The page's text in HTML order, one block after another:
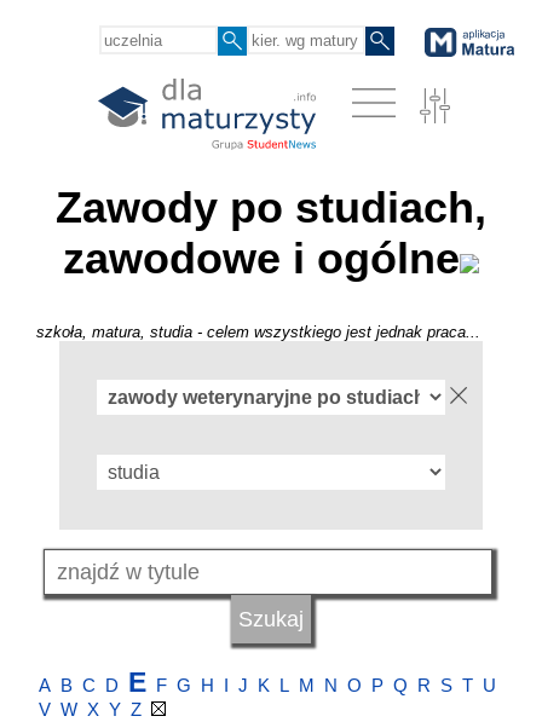
Zawody po studiach,
zawodowe i ogólne
szkoła, matura, studia - celem wszystkiego jest jednak praca...
A B C D E F G H I J K L M N O P Q R S T U
V W X Y Z